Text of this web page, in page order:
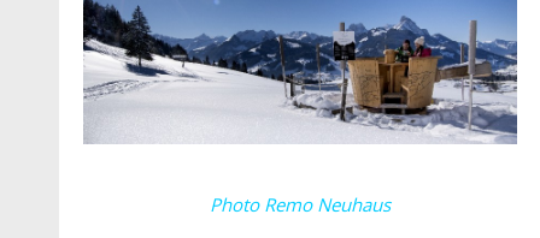
Photo Remo Neuhaus